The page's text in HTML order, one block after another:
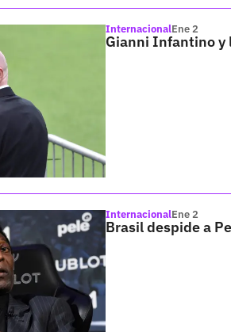
InternacionalEne 2
Gianni Infantino y
InternacionalEne 2
Brasil despide a